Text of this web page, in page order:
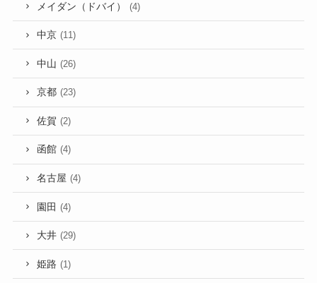
メイダン（ドバイ） (4)
中京 (11)
中山 (26)
京都 (23)
佐賀 (2)
函館 (4)
名古屋 (4)
園田 (4)
大井 (29)
姫路 (1)